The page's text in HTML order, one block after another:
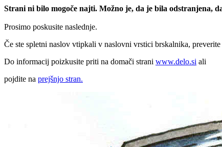
Strani ni bilo mogoče najti. Možno je, da je bila odstranjena,
Prosimo poskusite naslednje.
Če ste spletni naslov vtipkali v naslovni vrstici brskalnika,
Do informacij poizkusite priti na domači strani www.delo.si ali
pojdite na prejšnjo stran.